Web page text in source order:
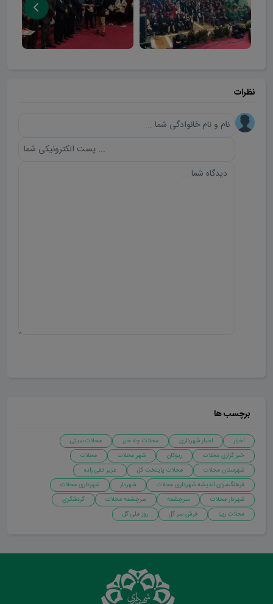
نظرات
برچسب ها
اخبار اخبار شهرداری محلات چه خبر
محلات سیتی
خبر گزاری محلات
ریوکان شهر محلات
محلات
شهرستان محلات
محلات پایتخت گل
عزیز تقی زاده
فرهنگسرای اندیشه شهرداری محلات
شهردار
شهرداری محلات
شهردار محلات
سرچشمه سرچشمه محلات
گردشگری
محلات زیبا
فرش سر گل روز ملی گل